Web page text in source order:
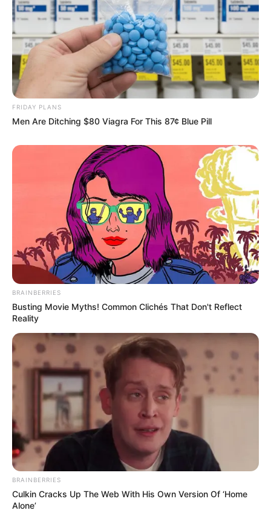
📆Novos credenciamentos seguem abertos
O ministério divulga mensalmente alista de municípios aptos e
com vagas para credenciamento.Interessados devem
certidões fiscais.
A meta do governo éatender 26 milhões de pessoas pelo
Farmácia Popularaté o fim de 2025, ampliando o acesso gratuito
a medicamentos essenciais.
:
Recupere as Famílias desaparecidas no e-SUS.
FRIDAY PLANS
Men Are Ditching $80 Viagra For This 87¢ Blue Pill
BRAINBERRIES
Busting Movie Myths! Common Clichés That Don't Reflect
Reality
BRAINBERRIES
Culkin Cracks Up The Web With His Own Version Of ‘Home
Alone’